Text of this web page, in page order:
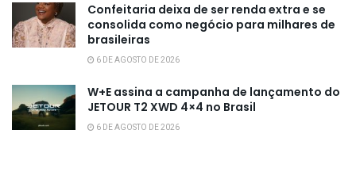
Confeitaria deixa de ser renda extra e se
consolida como negócio para milhares de
brasileiras
6 DE AGOSTO DE 2026
W+E assina a campanha de lançamento do
JETOUR T2 XWD 4×4 no Brasil
6 DE AGOSTO DE 2026